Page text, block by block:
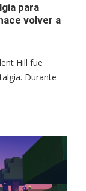
para
volver a
Hill fue
Durante